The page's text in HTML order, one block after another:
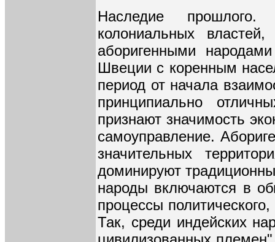
Наследие прошлого.
колониальных
аборигенными
Швеции с коренным
период от начала
принципиально
признают значимость
самоуправление.
значительных
доминируют
народы включаются в
процессы
Так, среди индейских